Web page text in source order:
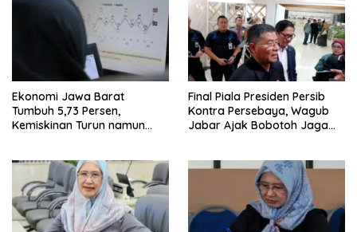
Ekonomi Jawa Barat
Tumbuh 5,73 Persen,
Kemiskinan Turun namun
Final Piala Presiden Persib
Kontra Persebaya, Wagub
Jabar Ajak Bobotoh Jaga